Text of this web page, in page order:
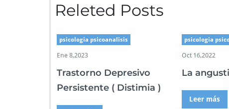
Releted Posts
psicologia psicoanalisis
Ene 8,2023
Trastorno Depresivo
Persistente ( Distimia )
psicologia
Oct 16,2022
La
Leer más